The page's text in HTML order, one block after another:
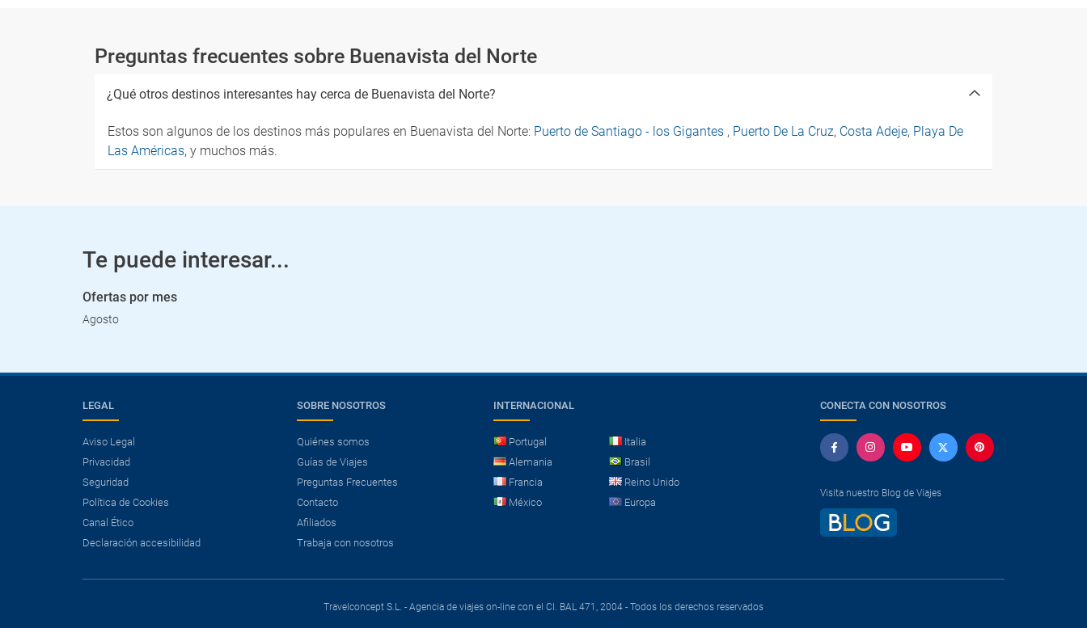
Preguntas frecuentes sobre Buenavista del Norte
¿Qué otros destinos interesantes hay cerca de Buenavista del Norte?
Estos son algunos de los destinos más populares en Buenavista del Norte: Puerto de Santiago - los Gigantes , Puerto De La Cruz, Costa Adeje, Playa De
Las Américas, y muchos más.
Te puede interesar...
Ofertas por mes
Agosto
LEGAL
Aviso Legal
Privacidad
Seguridad
Política de Cookies
Canal Ético
Declaración accesibilidad
SOBRE NOSOTROS
Quiénes somos
Guías de Viajes
Preguntas Frecuentes
Contacto
Afiliados
Trabaja con nosotros
INTERNACIONAL
Portugal
Italia
Alemania
Brasil
Francia
Reino Unido
México
Europa
CONECTA CON NOSOTROS
Visita nuestro Blog de Viajes
Travelconcept S.L. - Agencia de viajes on-line con el CI. BAL 471, 2004 - Todos los derechos reservados